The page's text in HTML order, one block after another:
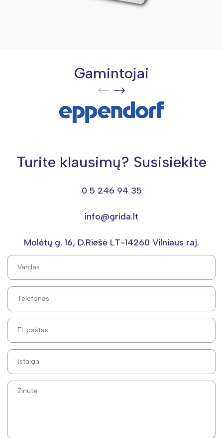
Gamintojai
Turite klausimų? Susisiekite
0 5 246 94 35
info@grida.lt
Molėtų g. 16, D.Riešė LT-14260 Vilniaus raj.